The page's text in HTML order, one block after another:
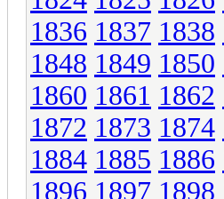
1836 1837 1838
1848 1849 1850
1860 1861 1862
1872 1873 1874
1884 1885 1886
1896 1897 1898